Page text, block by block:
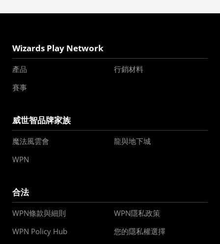
Wizards Play Network
產品
行銷材料
賽事
威世智品牌家族
魔法風雲會
龍與地下城
WPN
合法
WPN條款與細則
WPN隱私政策
WPN Policy Hub
您的隱私權選擇